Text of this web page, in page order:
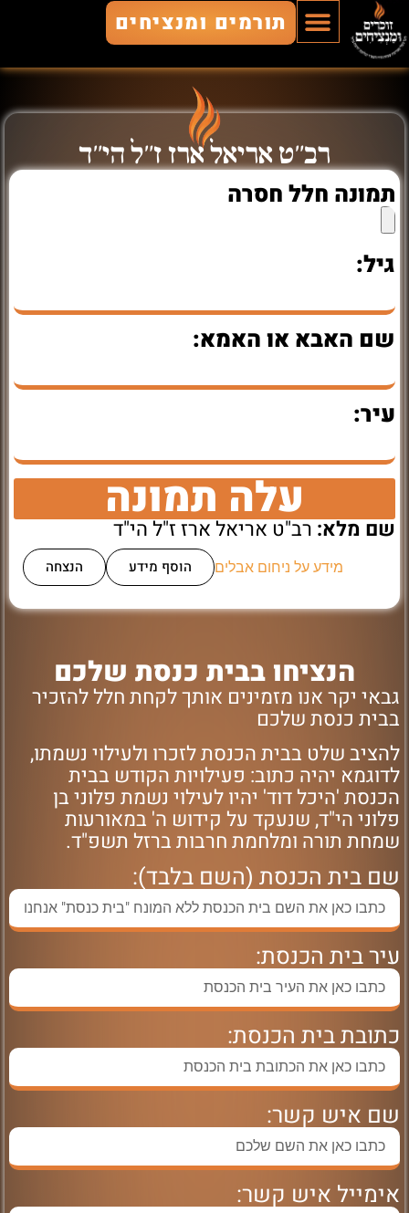
תורמים ומנציחים
רב"ט אריאל ארז ז"ל הי"ד
תמונה חלל חסרה
גיל:
שם האבא או האמא:
עיר:
עלה תמונה
שם מלא:רב"ט אריאל ארז ז"ל הי"ד
מידע על ניחום אבלים הוסף מידע הנצחה
הנציחו בבית כנסת שלכם
גבאי יקר אנו מזמינים אותך לקחת חלל להזכיר
בבית כנסת שלכם
להציב שלט בבית הכנסת לזכרו ולעילוי נשמתו,
לדוגמא יהיה כתוב: פעילויות הקודש בבית
הכנסת 'היכל דוד' יהיו לעילוי נשמת פלוני בן
פלוני הי"ד, שנעקד על קידוש ה' במאורעות
שמחת תורה ומלחמת חרבות ברזל תשפ"ד.
שם בית הכנסת (השם בלבד):
עיר בית הכנסת:
כתובת בית הכנסת:
שם איש קשר:
אימייל איש קשר: